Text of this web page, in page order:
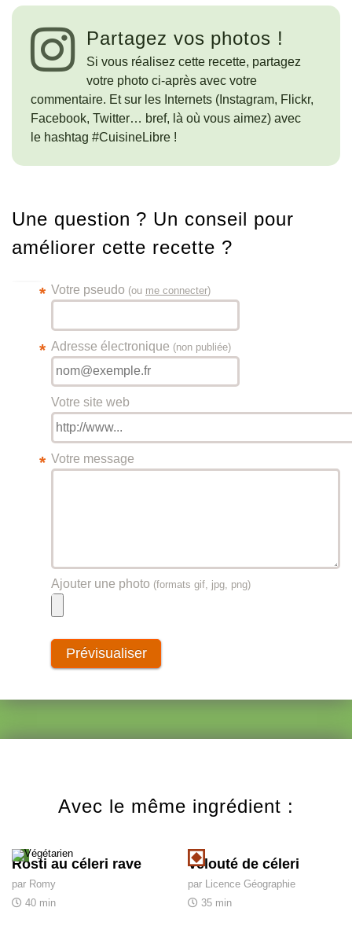
Partagez vos photos !
Si vous réalisez cette recette, partagez
votre photo ci-après avec votre
commentaire. Et sur les Internets (Instagram, Flickr,
Facebook, Twitter… bref, là où vous aimez) avec
le hashtag #CuisineLibre !
Une question ? Un conseil pour
améliorer cette recette ?
Votre pseudo
* (ou me connecter)
Adresse électronique (non publiée)
*
Votre site web
Votre message
*
Ajouter une photo (formats gif, jpg, png)
Avec le même ingrédient :
Rösti au céleri rave
par Romy
40 min
Velouté de céleri
par Licence Géographie
35 min